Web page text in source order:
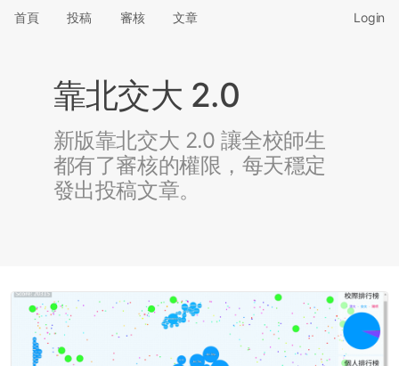
首頁 投稿 審核 文章 Login
靠北交大 2.0
新版靠北交大 2.0 讓全校師生
都有了審核的權限，每天穩定
發出投稿文章。